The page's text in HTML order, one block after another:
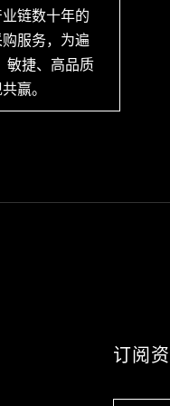
链数十年的
服务，为遍
敏捷、高品质
赢。
订阅